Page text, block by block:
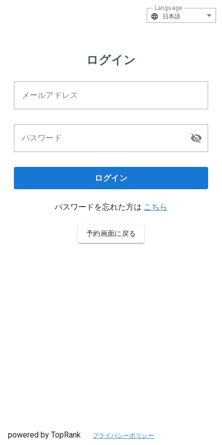
日本語
Language
ログイン
メールアドレス
パスワード
ログイン
パスワードを忘れた方は こちら
予約画面に戻る
powered by TopRank プライバシーポリシー